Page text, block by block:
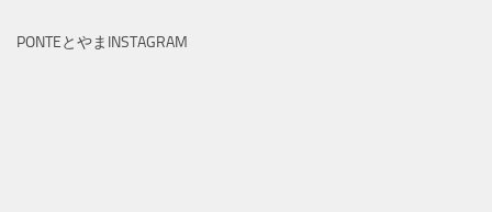
PONTEとやまINSTAGRAM